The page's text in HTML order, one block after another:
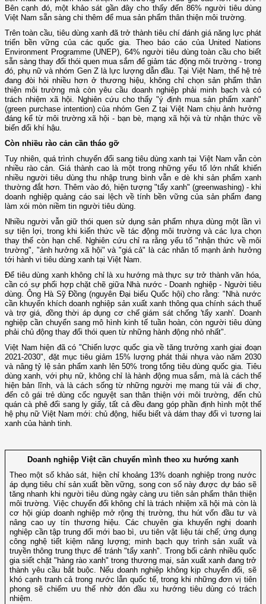
Bên cạnh đó, một khảo sát gần đây cho thấy đến 86% người tiêu dùng
Việt Nam sẵn sàng chi thêm để mua sản phẩm thân thiện môi trường.
Trên toàn cầu, tiêu dùng xanh đã trở thành tiêu chí đánh giá năng lực phát
triển bền vững của các quốc gia. Theo báo cáo của United Nations
Environment Programme (UNEP), 64% người tiêu dùng toàn cầu cho biết
sẵn sàng thay đổi thói quen mua sắm để giảm tác động môi trường - trong
đó, phụ nữ và nhóm Gen Z là lực lượng dẫn đầu. Tại Việt Nam, thế hệ trẻ
đang đòi hỏi nhiều hơn ở thương hiệu, không chỉ chọn sản phẩm thân
thiện môi trường mà còn yêu cầu doanh nghiệp phải minh bạch và có
trách nhiệm xã hội. Nghiên cứu cho thấy "ý định mua sản phẩm xanh"
(green purchase intention) của nhóm Gen Z tại Việt Nam chịu ảnh hưởng
đáng kể từ môi trường xã hội - bạn bè, mạng xã hội và từ nhận thức về
biến đổi khí hậu.
Còn nhiều rào cản cần tháo gỡ
Tuy nhiên, quá trình chuyển đổi sang tiêu dùng xanh tại Việt Nam vẫn còn
nhiều rào cản. Giá thành cao là một trong những yếu tố lớn nhất khiến
nhiều người tiêu dùng thu nhập trung bình vẫn e dè khi sản phẩm xanh
thường đắt hơn. Thêm vào đó, hiện tượng "tẩy xanh" (greenwashing) - khi
doanh nghiệp quảng cáo sai lệch về tính bền vững của sản phẩm đang
làm xói mòn niềm tin người tiêu dùng.
Nhiều người vẫn giữ thói quen sử dụng sản phẩm nhựa dùng một lần vì
sự tiện lợi, trong khi kiến thức về tác động môi trường và các lựa chọn
thay thế còn hạn chế. Nghiên cứu chỉ ra rằng yếu tố "nhận thức về môi
trường", "ảnh hưởng xã hội" và "giá cả" là các nhân tố mạnh ảnh hưởng
tới hành vi tiêu dùng xanh tại Việt Nam.
Để tiêu dùng xanh không chỉ là xu hướng mà thực sự trở thành văn hóa,
cần có sự phối hợp chặt chẽ giữa Nhà nước - Doanh nghiệp - Người tiêu
dùng. Ông Hà Sỹ Đồng (nguyên Đại biểu Quốc hội) cho rằng: "Nhà nước
cần khuyến khích doanh nghiệp sản xuất xanh thông qua chính sách thuế
và trợ giá, đồng thời áp dụng cơ chế giám sát chống 'tẩy xanh'. Doanh
nghiệp cần chuyển sang mô hình kinh tế tuần hoàn, còn người tiêu dùng
phải chủ động thay đổi thói quen từ những hành động nhỏ nhất".
Việt Nam hiện đã có "Chiến lược quốc gia về tăng trưởng xanh giai đoạn
2021-2030", đặt mục tiêu giảm 15% lượng phát thải nhựa vào năm 2030
và nâng tỷ lệ sản phẩm xanh lên 50% trong tổng tiêu dùng quốc gia. Tiêu
dùng xanh, với phụ nữ, không chỉ là hành động mua sắm, mà là cách thể
hiện bản lĩnh, và là cách sống từ những người mẹ mang túi vải đi chợ,
đến cô gái trẻ dùng cốc nguyệt san thân thiện với môi trường, đến chủ
quán cà phê đổi sang ly giấy, tất cả đều đang góp phần định hình một thế
hệ phụ nữ Việt Nam mới: chủ động, hiểu biết và dám thay đổi vì tương lai
xanh của hành tinh.
Doanh nghiệp Việt cần chuyển mình theo xu hướng xanh
Theo một số khảo sát, hiện chỉ khoảng 13% doanh nghiệp trong nước
áp dụng tiêu chí sản xuất bền vững, song con số này được dự báo sẽ
tăng nhanh khi người tiêu dùng ngày càng ưu tiên sản phẩm thân thiện
môi trường. Việc chuyển đổi không chỉ là trách nhiệm xã hội mà còn là
cơ hội giúp doanh nghiệp mở rộng thị trường, thu hút vốn đầu tư và
nâng cao uy tín thương hiệu. Các chuyên gia khuyến nghị doanh
nghiệp cần tập trung đổi mới bao bì, ưu tiên vật liệu tái chế; ứng dụng
công nghệ tiết kiệm năng lượng; minh bạch quy trình sản xuất và
truyền thông trung thực để tránh "tẩy xanh". Trong bối cảnh nhiều quốc
gia siết chặt "hàng rào xanh" trong thương mại, sản xuất xanh đang trở
thành yêu cầu bắt buộc. Nếu doanh nghiệp không kịp chuyển đổi, sẽ
khó cạnh tranh cả trong nước lẫn quốc tế, trong khi những đơn vị tiên
phong sẽ chiếm ưu thế nhờ đón đầu xu hướng tiêu dùng có trách
nhiệm.